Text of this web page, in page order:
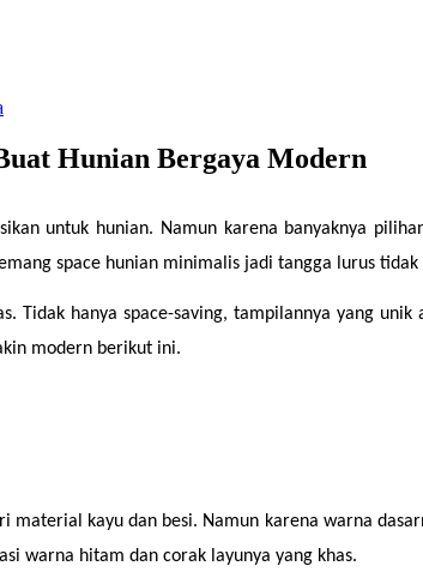
Hunian Bergaya Modern
untuk hunian. Namun karena banyaknya
space hunian minimalis jadi tangga lurus
Tidak hanya space-saving, tampilannya yang
modern berikut ini.
material kayu dan besi. Namun karena warna
warna hitam dan corak layunya yang khas.